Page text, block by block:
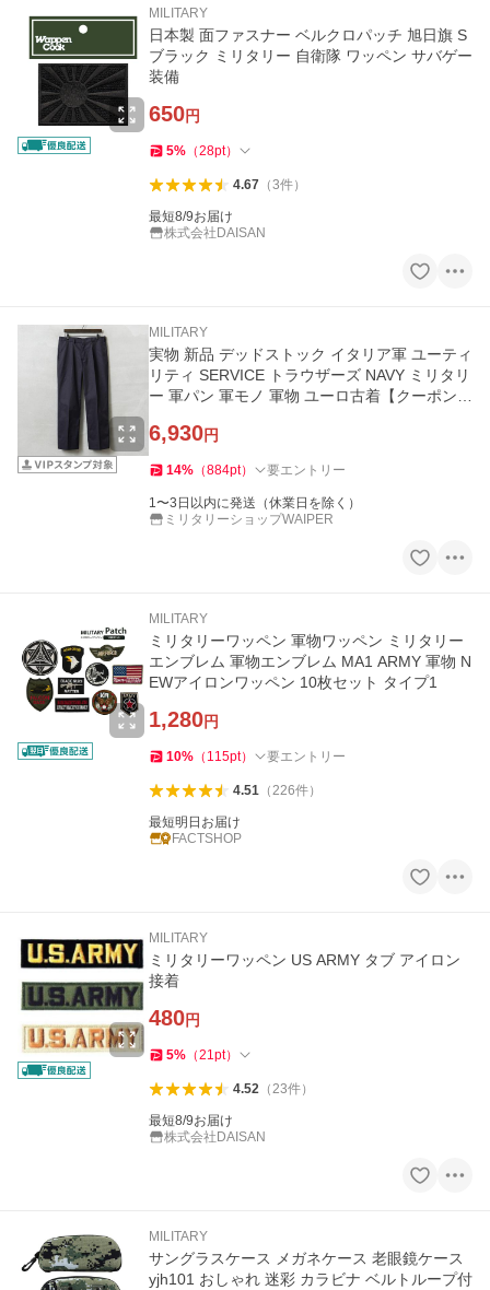
MILITARY
日本製 面ファスナー ベルクロパッチ 旭日旗 S
ブラック ミリタリー 自衛隊 ワッペン サバゲー
装備
650円
5% （28pt）
4.67（3件）
最短8/9お届け
株式会社DAISAN
MILITARY
実物 新品 デッドストック イタリア軍 ユーティ
リティ SERVICE トラウザーズ NAVY ミリタリ
ー 軍パン 軍モノ 軍物 ユーロ古着【クーポン対
6,930円
14% （884pt） 要エントリー
1〜3日以内に発送（休業日を除く）
ミリタリーショップWAIPER
MILITARY
ミリタリーワッペン 軍物ワッペン ミリタリー
エンブレム 軍物エンブレム MA1 ARMY 軍物 N
EWアイロンワッペン 10枚セット タイプ1
1,280円
10% （ 115pt） 要エントリー
4.51（226件）
最短明日お届け
FACTSHOP
MILITARY
ミリタリーワッペン US ARMY タブ アイロン
接着
480円
5% （21pt）
4.52（23件）
最短8/9お届け
株式会社DAISAN
MILITARY
サングラスケース メガネケース 老眼鏡ケース
yjh101 おしゃれ 迷彩 カラビナ ベルトループ付